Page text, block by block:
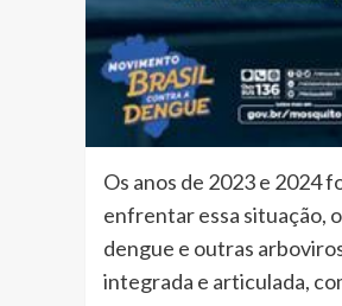
Os anos de 2023 e 2024
enfrentar essa situação,
dengue e outras
integrada e articulada,